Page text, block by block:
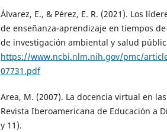
Álvarez, E., & Pérez, E. R. (2021). Los
de enseñanza-aprendizaje en tiempos
de investigación ambiental y salud
https://www.ncbi.nlm.nih.gov/pmc/
07731.pdf
Area, M. (2007). La docencia virtual en
Revista Iberoamericana de Educación a
y 11).